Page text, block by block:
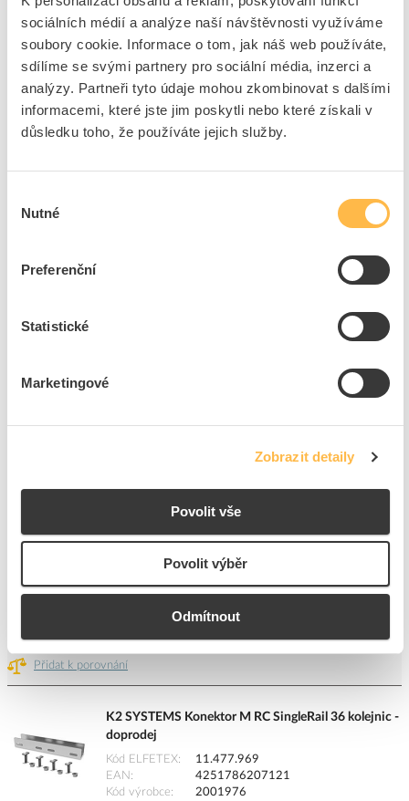
sociálních médií a analýze naší návštěvnosti využíváme
soubory cookie. Informace o tom, jak náš web používáte,
sdílíme se svými partnery pro sociální média, inzerci a
analýzy. Partneři tyto údaje mohou zkombinovat s dalšími
informacemi, které jste jim poskytli nebo které získali v
důsledku toho, že používáte jejich služby.
souhlasu
Nutné
Preferenční
Statistické
Marketingové
Zobrazit detaily
Povolit vše
Povolit výběr
Odmítnout
K2 SYSTEMS Konektor Climber 36/50 křížový
Kód ELFETEX
11.477.964
EAN
4251786213047
Kód výrobce
Značka
K2 SYSTEMS
ks do košíku
599 ks
Set
K2 SYSTEMS
Přidat k porovnání
K2 SYSTEMS Konektor M RC SingleRail 36 kolejnic -
doprodej
Kód ELFETEX
11.477.969
EAN
4251786207121
Kód výrobce
2001976